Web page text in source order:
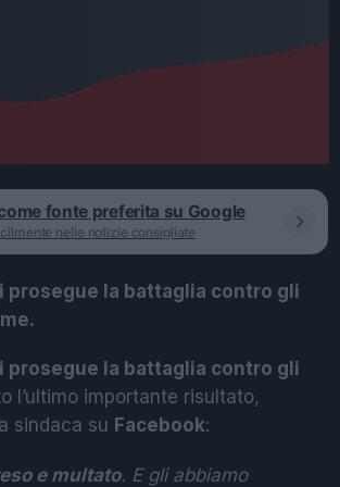
fonte preferita su Google
nelle notizie consigliate
prosegue la battaglia contro gli
prosegue la battaglia contro gli
l’ultimo importante risultato,
sindaca su Facebook:
e multato. E gli abbiamo